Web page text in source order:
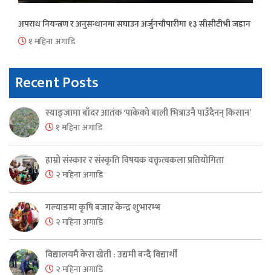
अपराध नियन्त्रण र अनुसन्धानमा सघाउन अर्जुनचौपारीमा १३ सीसीटीभी जडान
१ महिना अगाडि
Recent Posts
स्याङ्जामा बाँदर आतंक ‘पाकेको बाली भित्राउनै पाउँदैनन् किसान’
१ महिना अगाडि
हाम्रो संस्कार र संस्कृति विषयक वक्तृत्वकला प्रतियोगिता
२ महिना अगाडि
गल्याङमा कृषि बजार केन्द्र शुभारम्भ
२ महिना अगाडि
विद्यालयमै केरा खेती : उद्यमी बन्दै विद्यार्थी
२ महिना अगाडि